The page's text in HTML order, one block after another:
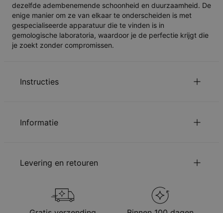
dezelfde adembenemende schoonheid en duurzaamheid. De
enige manier om ze van elkaar te onderscheiden is met
gespecialiseerde apparatuur die te vinden is in
gemologische laboratoria, waardoor je de perfectie krijgt die
je zoekt zonder compromissen.
Instructies
getypt, controleer de spelling en de lay-out nogmaals.
Lees over onze Veiligheidswaarschuwing voor Kinderen
Informatie
Kettingtype
Cable Ketting
Stijl / Collectie
Afmetingen Hanger
30 mm x 4 mm
Levering en retouren
Geschatte leveringsdatum